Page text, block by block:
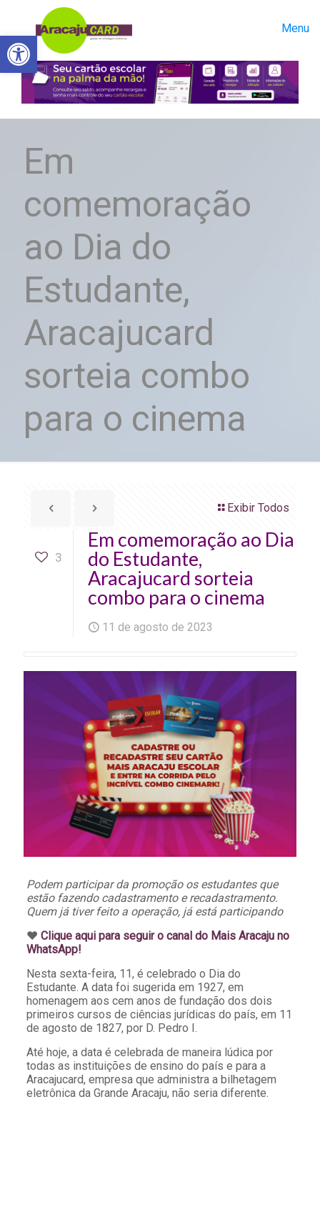
Abrir a barra de ferramentas
Menu
Em
comemoração
ao Dia do
Estudante,
Aracajucard
sorteia combo
para o cinema
Exibir Todos
3
Em comemoração ao Dia
do Estudante,
Aracajucard sorteia
combo para o cinema
11 de agosto de 2023
Podem participar da promoção os estudantes que
estão fazendo cadastramento e recadastramento.
Quem já tiver feito a operação, já está participando
♥️ Clique aqui para seguir o canal do Mais Aracaju no
WhatsApp!
Nesta sexta-feira, 11, é celebrado o Dia do
Estudante. A data foi sugerida em 1927, em
homenagem aos cem anos de fundação dos dois
primeiros cursos de ciências jurídicas do país, em 11
de agosto de 1827, por D. Pedro I.
Até hoje, a data é celebrada de maneira lúdica por
todas as instituições de ensino do país e para a
Aracajucard, empresa que administra a bilhetagem
eletrônica da Grande Aracaju, não seria diferente.